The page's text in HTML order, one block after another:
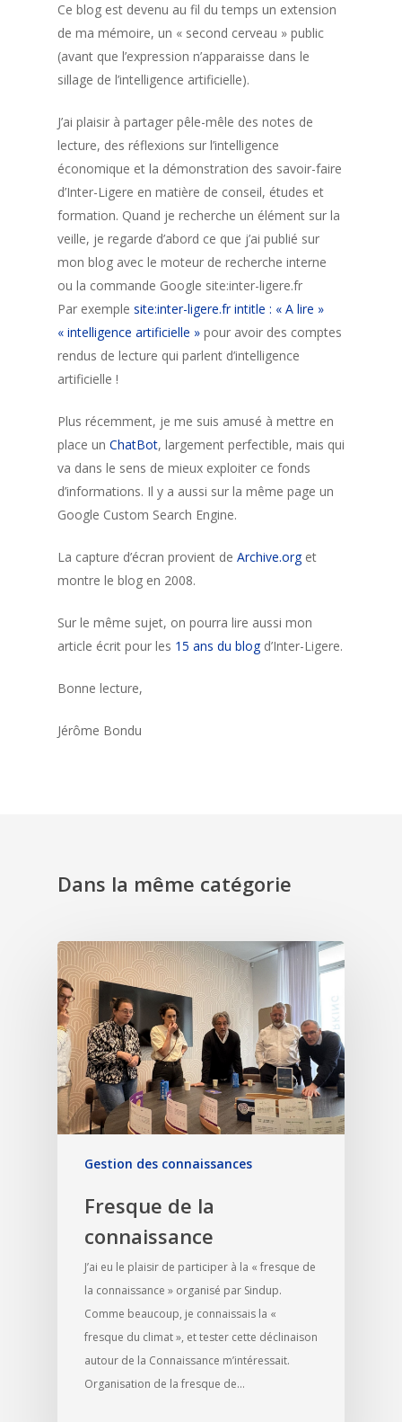
Ce blog est devenu au fil du temps un extension
de ma mémoire, un « second cerveau » public
(avant que l’expression n’apparaisse dans le
sillage de l’intelligence artificielle).
J’ai plaisir à partager pêle-mêle des notes de
lecture, des réflexions sur l’intelligence
économique et la démonstration des savoir-faire
d’Inter-Ligere en matière de conseil, études et
formation. Quand je recherche un élément sur la
veille, je regarde d’abord ce que j’ai publié sur
mon blog avec le moteur de recherche interne
ou la commande Google site:inter-ligere.fr
Par exemple site:inter-ligere.fr intitle : « A lire »
« intelligence artificielle » pour avoir des comptes
rendus de lecture qui parlent d’intelligence
artificielle !
Plus récemment, je me suis amusé à mettre en
place un ChatBot, largement perfectible, mais qui
va dans le sens de mieux exploiter ce fonds
d’informations. Il y a aussi sur la même page un
Google Custom Search Engine.
La capture d’écran provient de Archive.orget
montre le blog en 2008.
Sur le même sujet, on pourra lire aussi mon
article écrit pour les 15 ans du blog d’Inter-Ligere.
Bonne lecture,
Jérôme Bondu
Dans la même catégorie
Gestion des connaissances
Fresque de la
connaissance
J’ai eu le plaisir de participer à la « fresque de
la connaissance » organisé par Sindup.
Comme beaucoup, je connaissais la «
fresque du climat », et tester cette déclinaison
autour de la Connaissance m’intéressait.
Organisation de la fresque de…